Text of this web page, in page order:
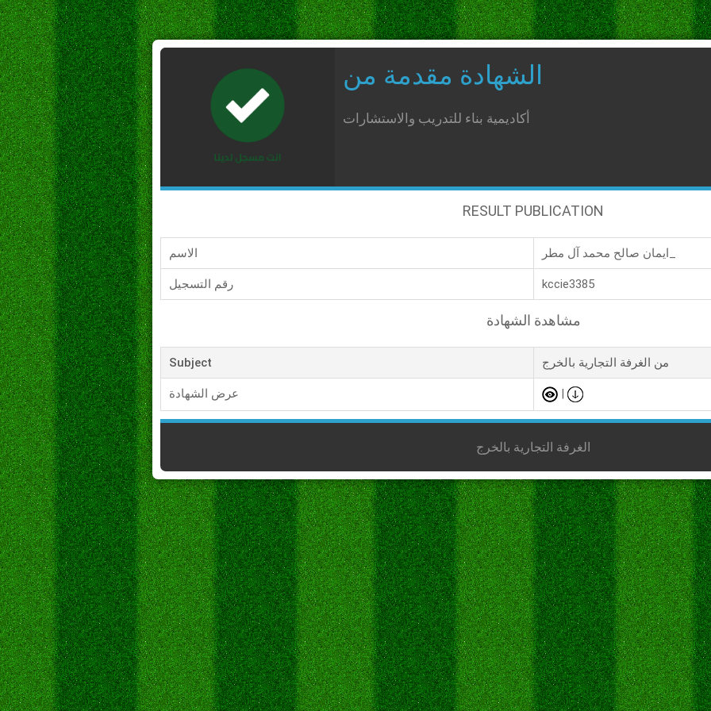
الشهادة مقدمة من
أكاديمية بناء للتدريب والاستشارات
RESULT PUBLICATION
الاسم
رقم التسجيل kccie3385
مشاهدة الشهادة
Subject من الغرفة التجارية بالخرج
عرض الشهادة |
الغرفة التجارية بالخرج